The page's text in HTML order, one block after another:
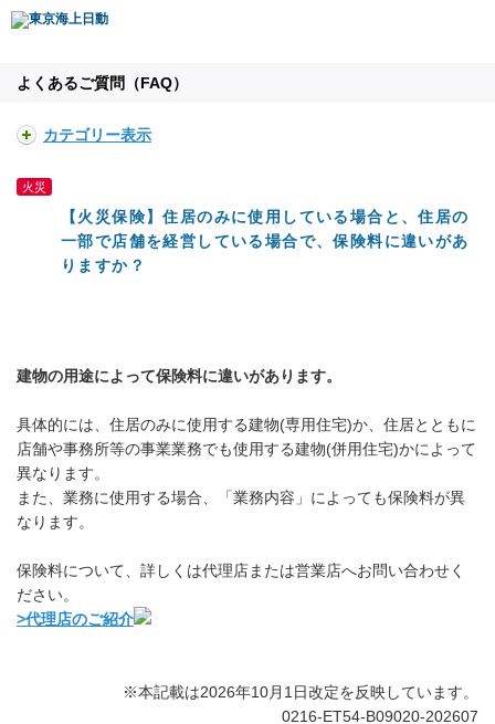
よくあるご質問（FAQ）
カテゴリー表示
火災
【火災保険】住居のみに使用している場合と、住居の
一部で店舗を経営している場合で、保険料に違いがあ
りますか？
建物の用途によって保険料に違いがあります。
具体的には、住居のみに使用する建物(専用住宅)か、住居とともに
店舗や事務所等の事業業務でも使用する建物(併用住宅)かによって
異なります。
また、業務に使用する場合、「業務内容」によっても保険料が異
なります。
保険料について、詳しくは代理店または営業店へお問い合わせく
ださい。
>代理店のご紹介
※本記載は2026年10月1日改定を反映しています。
0216-ET54-B09020-202607